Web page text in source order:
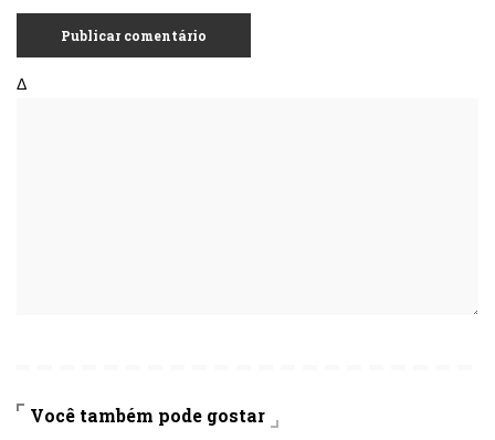
Δ
Você também pode gostar